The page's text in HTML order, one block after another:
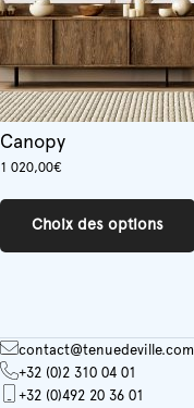
Canopy
1 020,00€
Choix des options
contact@tenuedeville.com
+32 (0)2 310 04 01
+32 (0)492 20 36 01